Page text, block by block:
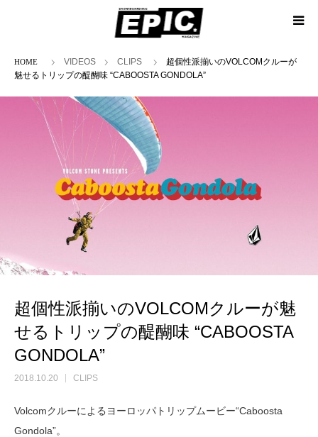
ホームVIDEOS CLIPS
超個性派揃いのVOLCOMクルーが
魅せるトリップの醍醐味 “CABOOSTA GONDOLA”
超個性派揃いのVOLCOMクルーが魅
せるトリップの醍醐味 “CABOOSTA
GONDOLA”
2018.10.20 CLIPS
Volcomクルーによるヨーロッパトリップムービー“Caboosta
Gondola”。